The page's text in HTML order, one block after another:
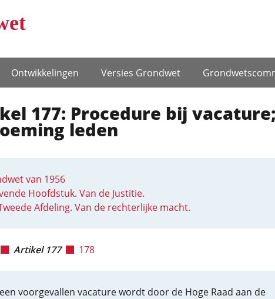
Ontwikke­lingen Versies Grondwet
177: Procedure bij vacature;
leden
van 1956
Hoofdstuk. Van de Justitie.
Afdeling. Van de rechterlijke macht.
Artikel 177 178
voorgevallen vacature wordt door de Hoge Raad aan de